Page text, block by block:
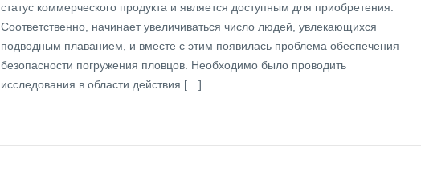
статус коммерческого продукта и является доступным для приобретения.
Соответственно, начинает увеличиваться число людей, увлекающихся
подводным плаванием, и вместе с этим появилась проблема обеспечения
безопасности погружения пловцов. Необходимо было проводить
исследования в области действия […]